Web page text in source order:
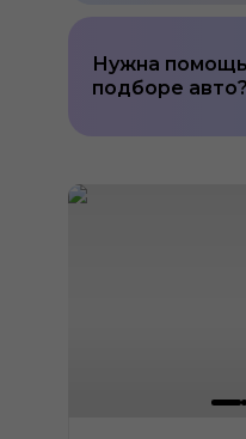
Нужна
подборе авто?